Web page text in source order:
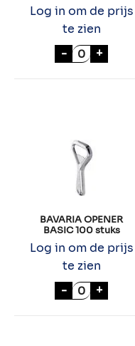
Log in om de prijs
te zien
- Bavaria
+
BAVARIA OPENER
BASIC 100 stuks
Log in om de prijs
te zien
- BAVARIA
+